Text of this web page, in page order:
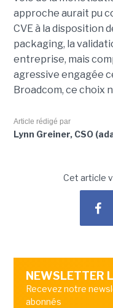
approche aurait pu
CVE à la disposition
packaging, la
entreprise, mais
agressive engagée
Broadcom, ce choix
Article rédigé par
Lynn Greiner, CSO
Cet article
NEWSLETTER
Recevez notre
abonnés